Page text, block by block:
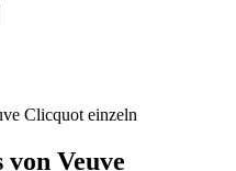
Veuve